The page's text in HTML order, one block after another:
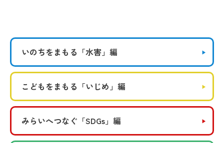
いのちをまもる 「水害」編
こどもをまもる 「いじめ」編
みらいへつなぐ 「SDGs」編